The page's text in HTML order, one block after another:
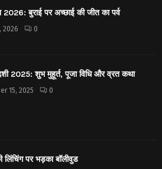
2026: बुराई पर अच्छाई की जीत का पर्व
2026 0
2025: शुभ मुहूर्त, पूजा विधि और व्रत कथा
15, 2025 0
लिंचिंग पर भड़का बॉलीवुड